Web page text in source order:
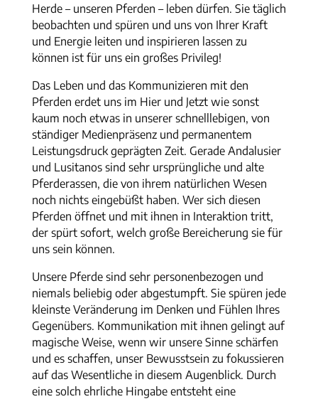
Herde – unseren Pferden – leben dürfen. Sie täglich
beobachten und spüren und uns von Ihrer Kraft
und Energie leiten und inspirieren lassen zu
können ist für uns ein großes Privileg!
Das Leben und das Kommunizieren mit den
Pferden erdet uns im Hier und Jetzt wie sonst
kaum noch etwas in unserer schnelllebigen, von
ständiger Medienpräsenz und permanentem
Leistungsdruck geprägten Zeit. Gerade Andalusier
und Lusitanos sind sehr ursprüngliche und alte
Pferderassen, die von ihrem natürlichen Wesen
noch nichts eingebüßt haben. Wer sich diesen
Pferden öffnet und mit ihnen in Interaktion tritt,
der spürt sofort, welch große Bereicherung sie für
uns sein können.
Unsere Pferde sind sehr personenbezogen und
niemals beliebig oder abgestumpft. Sie spüren jede
kleinste Veränderung im Denken und Fühlen Ihres
Gegenübers. Kommunikation mit ihnen gelingt auf
magische Weise, wenn wir unsere Sinne schärfen
und es schaffen, unser Bewusstsein zu fokussieren
auf das Wesentliche in diesem Augenblick. Durch
eine solch ehrliche Hingabe entsteht eine